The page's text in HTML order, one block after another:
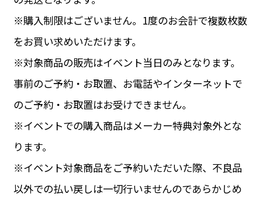
※購入制限はございません。1度のお会計で複数枚数
をお買い求めいただけます。
※対象商品の販売はイベント当日のみとなります。
事前のご予約・お取置、お電話やインターネットで
のご予約・お取置はお受けできません。
※イベントでの購入商品はメーカー特典対象外とな
ります。
※イベント対象商品をご予約いただいた際、不良品
以外での払い戻しは一切行いませんのであらかじめ